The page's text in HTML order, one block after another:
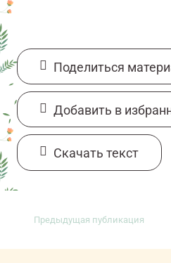
Поделиться
Добавить в
Cкачать текст
Предыдущая публикация